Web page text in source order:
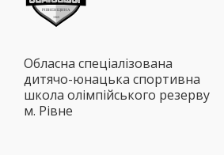
Обласна спеціалізована
дитячо-юнацька спортивна
школа олімпійського резерву
м. Рівне